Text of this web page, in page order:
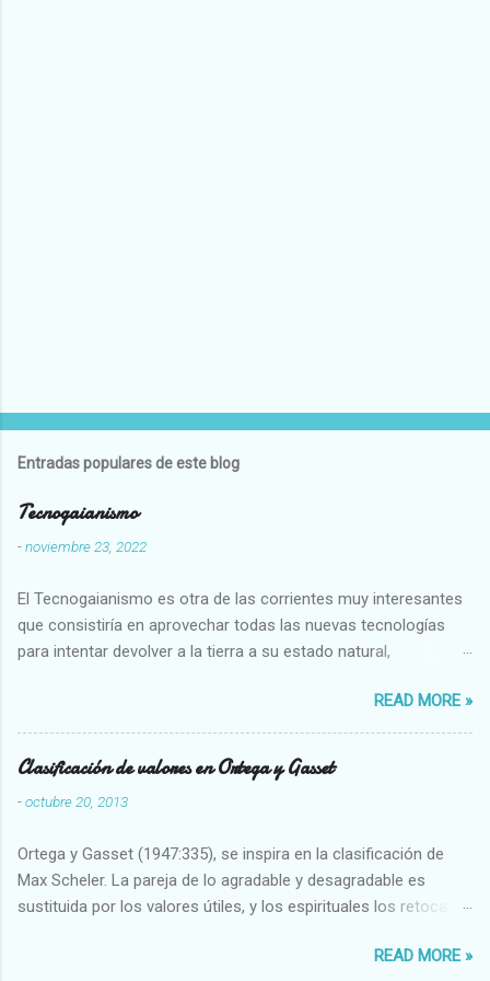
Entradas populares de este blog
Tecnogaianismo
-noviembre 23, 2022
El Tecnogaianismo es otra de las corrientes muy interesantes
que consistiría en aprovechar todas las nuevas tecnologías
para intentar devolver a la tierra a su estado natural,
READ MORE »
Clasificación de valores en Ortega y Gasset
-octubre 20, 2013
Ortega y Gasset (1947:335), se inspira en la clasificación de
Max Scheler. La pareja de lo agradable y desagradable es
sustituida por los valores útiles, y los espirituales los retoca.
Abundante-Escaso,etc 2 VITALES Sano-Enfermo Selecto-
READ MORE »